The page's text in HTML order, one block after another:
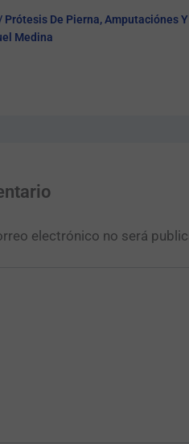
Prótesis De Pierna,Amputaciónes
Medina
electrónico no será